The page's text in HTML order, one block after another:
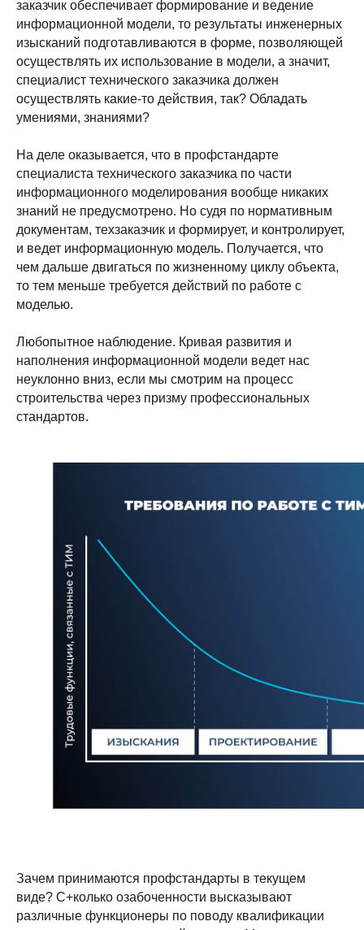
заказчик обеспечивает формирование и ведение
информационной модели, то результаты инженерных
изысканий подготавливаются в форме, позволяющей
осуществлять их использование в модели, а значит,
специалист технического заказчика должен
осуществлять какие-то действия, так? Обладать
умениями, знаниями?
На деле оказывается, что в профстандарте
специалиста технического заказчика по части
информационного моделирования вообще никаких
знаний не предусмотрено. Но судя по нормативным
документам, техзаказчик и формирует, и контролирует,
и ведет информационную модель. Получается, что
чем дальше двигаться по жизненному циклу объекта,
то тем меньше требуется действий по работе с
моделью.
Любопытное наблюдение. Кривая развития и
наполнения информационной модели ведет нас
неуклонно вниз, если мы смотрим на процесс
строительства через призму профессиональных
стандартов.
Зачем принимаются профстандарты в текущем
виде? С+колько озабоченности высказывают
различные функционеры по поводу квалификации